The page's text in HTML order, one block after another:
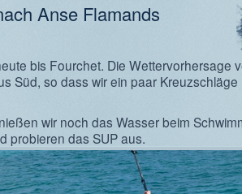
Anse Flamands
bis Fourchet. Die Wettervorhersage
Süd, so dass wir ein paar
wir noch das Wasser beim
probieren das SUP aus.